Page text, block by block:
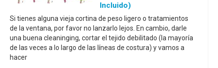
Incluido)
Si tienes alguna vieja cortina de peso ligero o tratamientos
de la ventana, por favor no lanzarlo lejos. En cambio, darle
una buena cleaninging, cortar el tejido debilitado (la mayoría
de las veces a lo largo de las líneas de costura) y vamos a
hacer